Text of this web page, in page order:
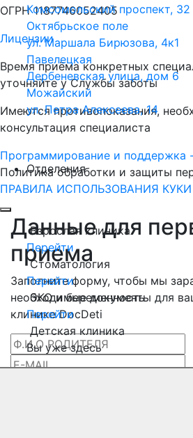
Комсомольский проспект, 32
Октябрьское поле
ул. Маршала Бирюзова, 4к1
Павелецкая
Дербеневская улица, дом 6
Можайский
ул. Петра Алексеева, 14
Отделения
Взрослая клиника
Перейти
Стоматология
Перейти
ЭКО и беременность
Перейти
Детская клиника
Вы уже здесь
ОГРН 1187746052405
Лицензии
Время приёма конкретных
уточняйте у Службы заботы
Имеются противопоказания,
консультация специалиста
Программирование и поддержка
Политика обработки и защиты
ПРАВИЛА ИСПОЛЬЗОВАНИЯ КУКИ
Данные для
приема
Заполните форму, чтобы мы
необходимые документы для
клинике DocDeti